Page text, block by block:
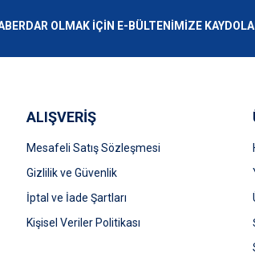
OLMAK İÇİN E-BÜLTENİMİZE
ALIŞVERİŞ
Mesafeli Satış Sözleşmesi
Gizlilik ve Güvenlik
İptal ve İade Şartları
Kişisel Veriler Politikası